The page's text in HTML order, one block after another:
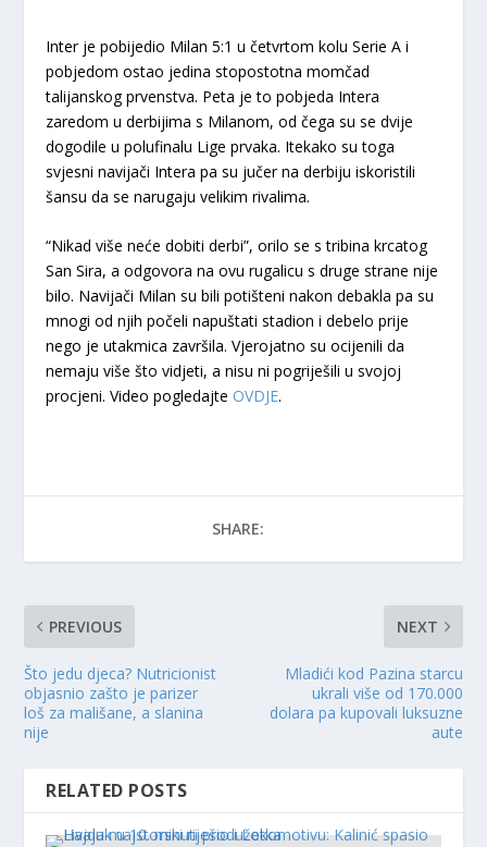
Inter je pobijedio Milan 5:1 u četvrtom kolu Serie A i
pobjedom ostao jedina stopostotna momčad
talijanskog prvenstva. Peta je to pobjeda Intera
zaredom u derbijima s Milanom, od čega su se dvije
dogodile u polufinalu Lige prvaka. Itekako su toga
svjesni navijači Intera pa su jučer na derbiju iskoristili
šansu da se narugaju velikim rivalima.
“Nikad više neće dobiti derbi”, orilo se s tribina krcatog
San Sira, a odgovora na ovu rugalicu s druge strane nije
bilo. Navijači Milan su bili potišteni nakon debakla pa su
mnogi od njih počeli napuštati stadion i debelo prije
nego je utakmica završila. Vjerojatno su ocijenili da
nemaju više što vidjeti, a nisu ni pogriješili u svojoj
procjeni. Video pogledajteOVDJE.
SHARE:
PREVIOUS
Što jedu djeca? Nutricionist
objasnio zašto je parizer
loš za mališane, a slanina
nije
NEXT
Mladići kod Pazina starcu
ukrali više od 170.000
dolara pa kupovali luksuzne
aute
RELATED POSTS